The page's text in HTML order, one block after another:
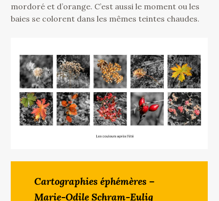
mordoré et d’orange. C’est aussi le moment ou les
baies se colorent dans les mêmes teintes chaudes.
Cartographies éphémères –
Marie-Odile Schram-Eulig